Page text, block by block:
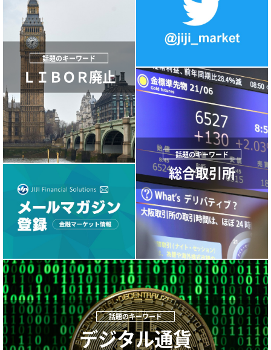
ＬＩＢＯＲ廃止
総合取引所
デジタル通貨